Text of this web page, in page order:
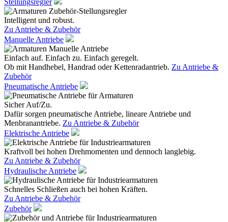
Stellungsregler
Intelligent und robust.
Zu Antriebe & Zubehör
Manuelle Antriebe
Einfach auf. Einfach zu. Einfach geregelt.
Ob mit Handhebel, Handrad oder Kettenradantrieb. Zu Antriebe &
Zubehör
Pneumatische Antriebe
Sicher Auf/Zu.
Dafür sorgen pneumatische Antriebe, lineare Antriebe und
Menbranantriebe. Zu Antriebe & Zubehör
Elektrische Antriebe
Kraftvoll bei hohen Drehmomenten und dennoch langlebig.
Zu Antriebe & Zubehör
Hydraulische Antriebe
Schnelles Schließen auch bei hohen Kräften.
Zu Antriebe & Zubehör
Zubehör